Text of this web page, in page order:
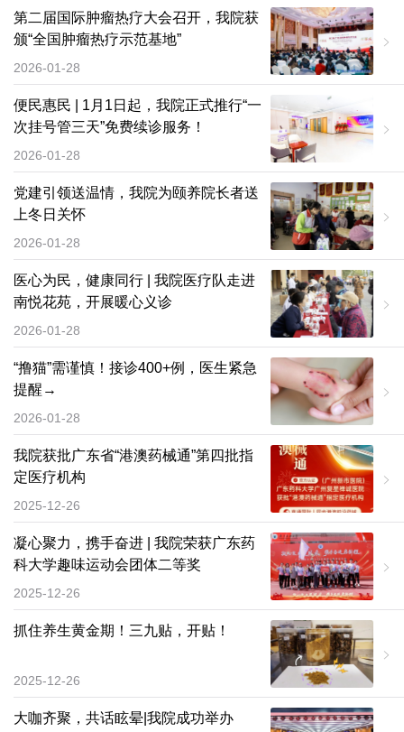
第二届国际肿瘤热疗大会召开，我院获
颁“全国肿瘤热疗示范基地”
2026-01-28
便民惠民 | 1月1日起，我院正式推行“一
次挂号管三天”免费续诊服务！
2026-01-28
党建引领送温情，我院为颐养院长者送
上冬日关怀
2026-01-28
医心为民，健康同行 | 我院医疗队走进
南悦花苑，开展暖心义诊
2026-01-28
“撸猫”需谨慎！接诊400+例，医生紧急
提醒→
2026-01-28
我院获批广东省“港澳药械通”第四批指
定医疗机构
2025-12-26
凝心聚力，携手奋进 | 我院荣获广东药
科大学趣味运动会团体二等奖
2025-12-26
抓住养生黄金期！三九贴，开贴！
2025-12-26
大咖齐聚，共话眩晕|我院成功举办